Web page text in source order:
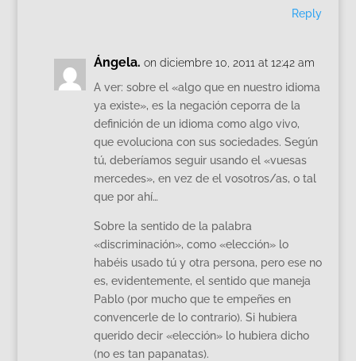
Reply
Ángela. on diciembre 10, 2011 at 12:42 am
A ver: sobre el «algo que en nuestro idioma
ya existe», es la negación ceporra de la
definición de un idioma como algo vivo,
que evoluciona con sus sociedades. Según
tú, deberíamos seguir usando el «vuesas
mercedes», en vez de el vosotros/as, o tal
que por ahí…
Sobre la sentido de la palabra
«discriminación», como «elección» lo
habéis usado tú y otra persona, pero ese no
es, evidentemente, el sentido que maneja
Pablo (por mucho que te empeñes en
convencerle de lo contrario). Si hubiera
querido decir «elección» lo hubiera dicho
(no es tan papanatas).